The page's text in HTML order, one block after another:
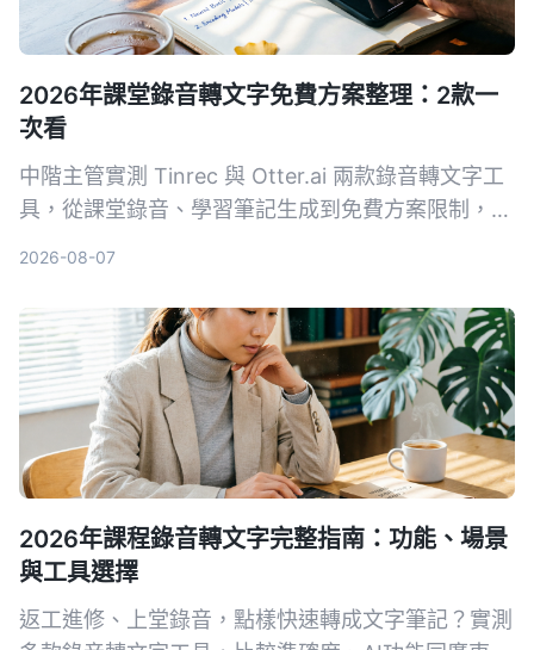
2026年課堂錄音轉文字免費方案整理：2款一
次看
中階主管實測 Tinrec 與 Otter.ai 兩款錄音轉文字工
具，從課堂錄音、學習筆記生成到免費方案限制，5
2026-08-07
2026年課程錄音轉文字完整指南：功能、場景
與工具選擇
返工進修、上堂錄音，點樣快速轉成文字筆記？實測